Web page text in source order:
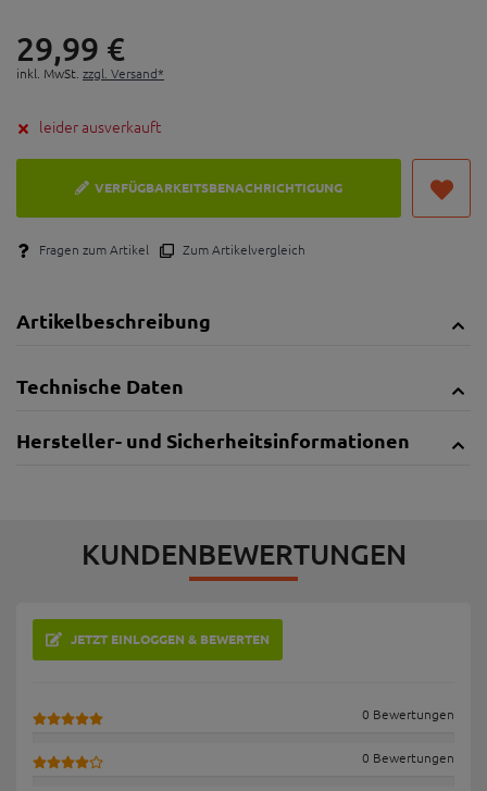
29,99 €
inkl. MwSt. zzgl. Versand*
leider ausverkauft
VERFÜGBARKEITSBENACHRICHTIGUNG
Fragen zum Artikel Zum Artikelvergleich
Artikelbeschreibung
Technische Daten
Hersteller- und Sicherheitsinformationen
KUNDENBEWERTUNGEN
JETZT EINLOGGEN & BEWERTEN
0 Bewertungen
0 Bewertungen